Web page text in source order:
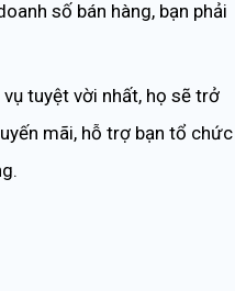
số bán hàng, bạn phải
tuyệt vời nhất, họ sẽ trở
mãi, hỗ trợ bạn tổ chức